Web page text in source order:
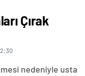
Çırak
nedeniyle usta